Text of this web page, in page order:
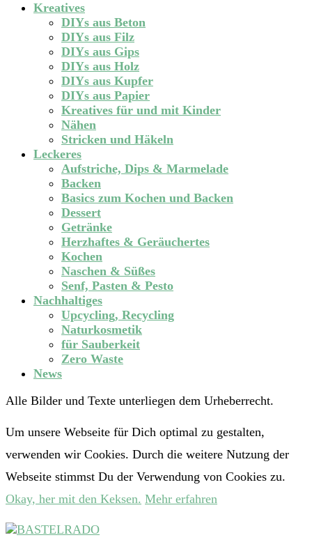
Kreatives
DIYs aus Beton
DIYs aus Filz
DIYs aus Gips
DIYs aus Holz
DIYs aus Kupfer
DIYs aus Papier
Kreatives für und mit Kinder
Nähen
Stricken und Häkeln
Leckeres
Aufstriche, Dips & Marmelade
Backen
Basics zum Kochen und Backen
Dessert
Getränke
Herzhaftes & Geräuchertes
Kochen
Naschen & Süßes
Senf, Pasten & Pesto
Nachhaltiges
Upcycling, Recycling
Naturkosmetik
für Sauberkeit
Zero Waste
News
Alle Bilder und Texte unterliegen dem Urheberrecht.
Um unsere Webseite für Dich optimal zu gestalten,
verwenden wir Cookies. Durch die weitere Nutzung der
Webseite stimmst Du der Verwendung von Cookies zu.
Okay, her mit den Keksen. Mehr erfahren